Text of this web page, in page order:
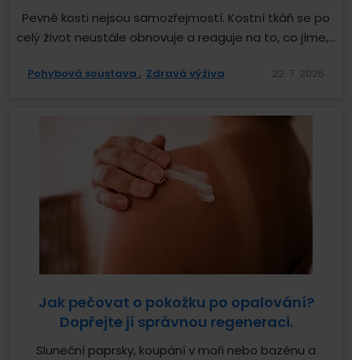
Pevné kosti nejsou samozřejmostí. Kostní tkáň se po
celý život neustále obnovuje a reaguje na to, co jíme,...
Pohybová soustava Zdravá výživa 22. 7. 2026
Jak pečovat o pokožku po opalování?
Dopřejte jí správnou regeneraci.
Sluneční paprsky, koupání v moři nebo bazénu a